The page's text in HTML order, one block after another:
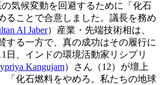
気候変動を回避するために「化石
ることで合意しました。議長を務め
Al Jaber）産業・先端技術相は、
する一方で、真の成功はその履行に
日、インドの環境活動家リシプリ
Kangujam）さん（12）が壇上
「化石燃料をやめろ。私たちの地球